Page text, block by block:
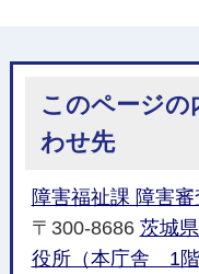
このページの
わせ先
障害福祉課 障害審
〒300-8686 茨城
役所（本庁舎 1階